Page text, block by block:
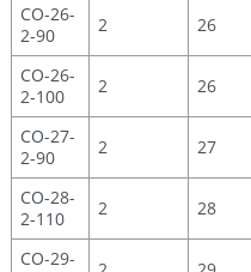
CO-26-
2-90
2 26
CO-26-
2-100
2 26
CO-27-
2-90
2 27
CO-28-
2-110
2 28
CO-29-